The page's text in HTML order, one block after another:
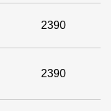
2390
2390